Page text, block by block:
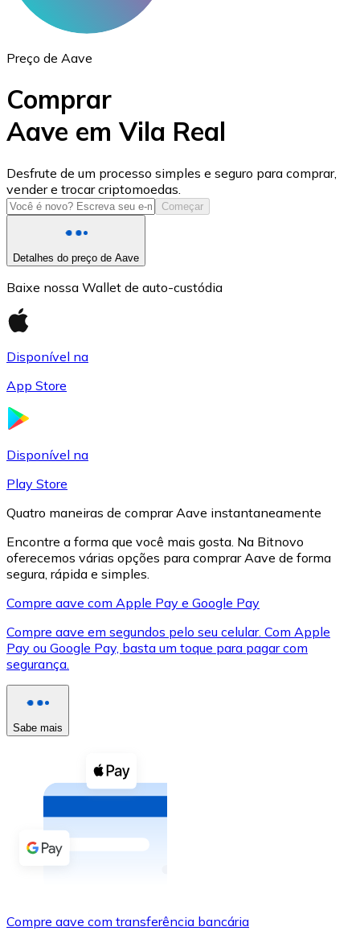
USD Coin
USDC
XRP
XRP
Ver tudo
Cupons cripto
Compre criptomoedas com dinheiro e outros
Comprar com dinheiro
Transferência SEPA
Preço de Aave
Comprar
Aave em Vila Real
Desfrute de um processo simples e seguro para comprar,
vender e trocar criptomoedas.
Começar
Detalhes do preço de Aave
Baixe nossa Wallet de auto-custódia
Disponível na
App Store
Disponível na
Play Store
Quatro maneiras de comprar Aave instantaneamente
Encontre a forma que você mais gosta. Na Bitnovo
oferecemos várias opções para comprar Aave de forma
segura, rápida e simples.
Compre aave com Apple Pay e Google Pay
Compre aave em segundos pelo seu celular. Com Apple
Pay ou Google Pay, basta um toque para pagar com
segurança.
Sabe mais
Compre aave com transferência bancária